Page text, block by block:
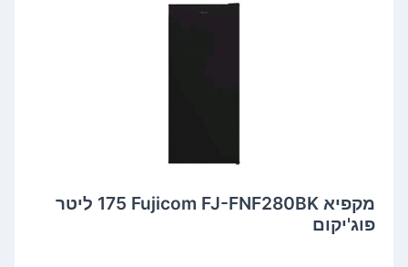
מקפיא Fujicom FJ-FNF280BK ‏175 ‏ליטר
פוג'יקום